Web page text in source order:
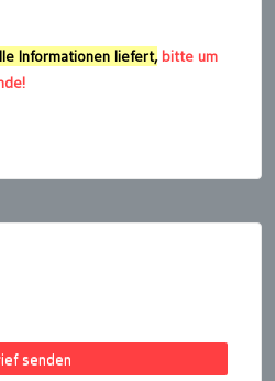
Informationen liefert, bitte um
senden